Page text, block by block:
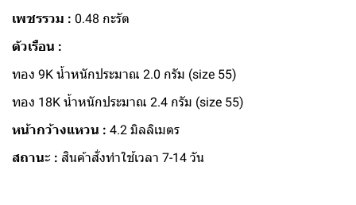
เพชรรวม : 0.48 กะรัต
ตัวเรือน :
ทอง 9K น้ำหนักประมาณ 2.0 กรัม (size 55)
ทอง 18K น้ำหนักประมาณ 2.4 กรัม (size 55)
หน้ากว้างแหวน : 4.2 มิลลิเมตร
สถานะ : สินค้าสั่งทำใช้เวลา 7-14 วัน